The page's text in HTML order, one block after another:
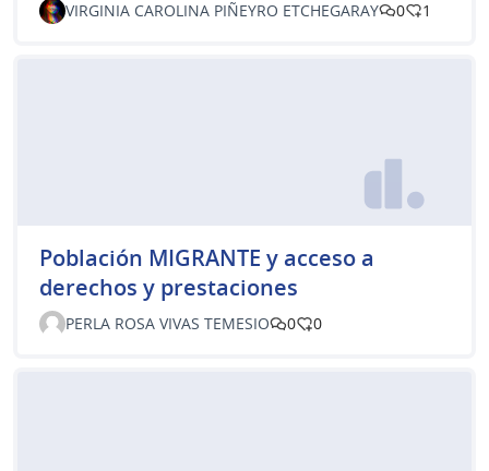
VIRGINIA CAROLINA PIÑEYRO ETCHEGARAY 0 1
Población MIGRANTE y acceso a
derechos y prestaciones
PERLA ROSA VIVAS TEMESIO 0 0